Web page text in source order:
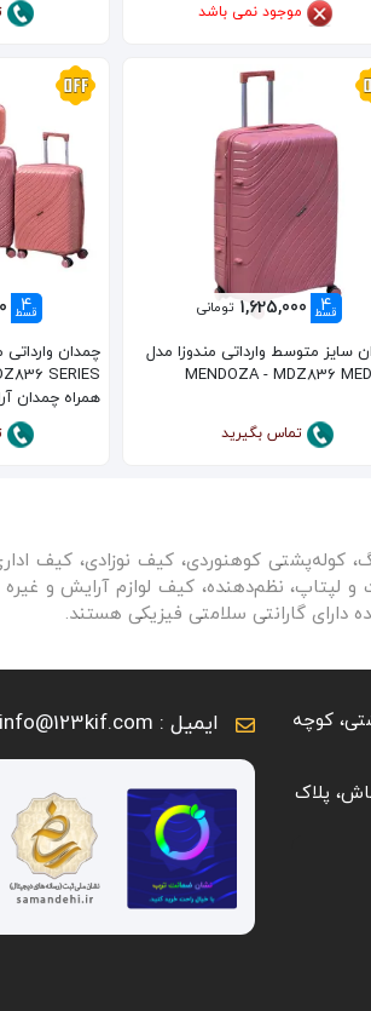
موجود نمی باشد
4
قسط 1,625,000 تومانی
سایز متوسط وارداتی مندوزا مدل
MENDOZA - MDZ836
تماس بگیرید
4
قسط
همراه چمدان
کوله‌پشتی کوهنوردی، کیف نوزادی، کیف
نظم‌دهنده، کیف لوازم آرایش و غیره
گارانتی سلامتی فیزیکی هستند.
کوچه
پلاک
ایمیل : info@123kif.com